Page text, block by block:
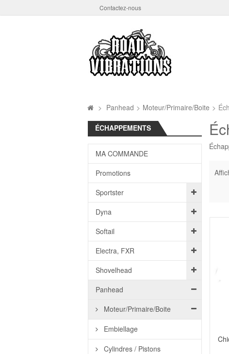
Contactez-nous
> Panhead > Moteur/Primaire/Boite >
ÉCHAPPEMENTS
MA COMMANDE
Promotions
Sportster
Dyna
Softail
Electra, FXR
Shovelhead
Panhead
Moteur/Primaire/Boite
Embiellage
Cylindres / Pistons